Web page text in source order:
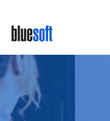
main
content